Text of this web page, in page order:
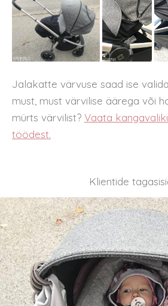
Jalakatte värvuse saad ise
must, must värvilise äärega või
mürts värvilist? Vaata
töödest.
Klientide